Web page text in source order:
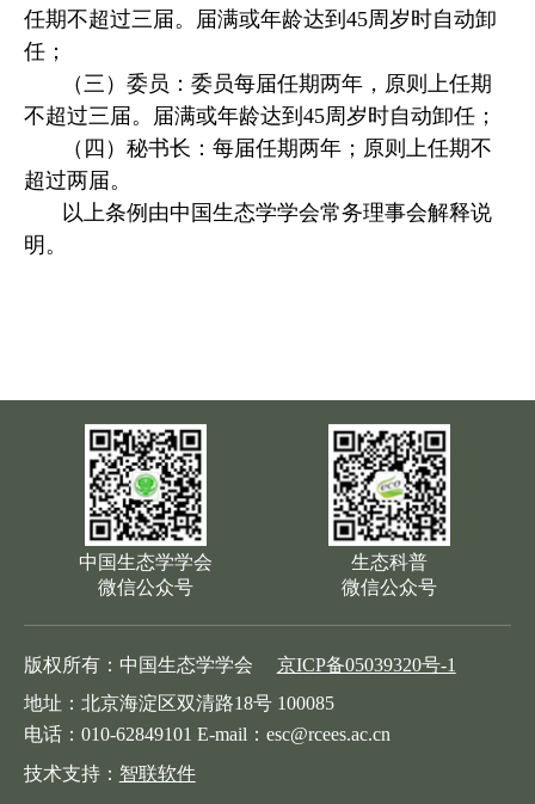
任期不超过三届。届满或年龄达到45周岁时自动卸
任；
（三）委员：委员每届任期两年，原则上任期
不超过三届。届满或年龄达到45周岁时自动卸任；
（四）秘书长：每届任期两年；原则上任期不
超过两届。
以上条例由中国生态学学会常务理事会解释说
明。
中国生态学学会
微信公众号
生态科普
微信公众号
版权所有：中国生态学学会 京ICP备05039320号-1
地址：北京海淀区双清路18号 100085
电话：010-62849101 E-mail：esc@rcees.ac.cn
技术支持： 智联软件